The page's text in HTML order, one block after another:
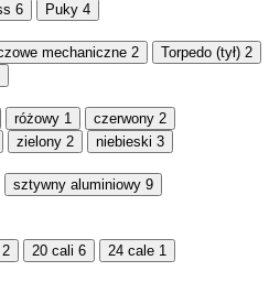
6 Puky 4
mechaniczne 2 Torpedo (tył) 2
różowy 1 czerwony 2
zielony 2 niebieski 3
sztywny aluminiowy 9
2 20 cali 6 24 cale 1